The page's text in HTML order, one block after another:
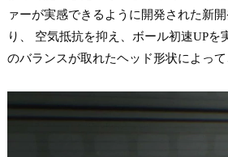
ァーが実感できるように開発された新
り、 空気抵抗を抑え、ボール初速UPを
のバランスが取れたヘッド形状によって